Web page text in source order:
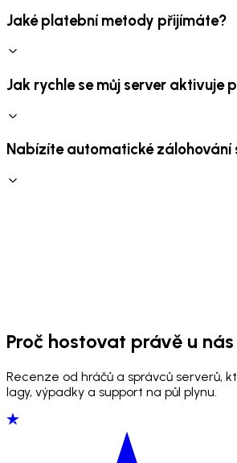
Jaké platební metody přijímáte?
Jak rychle se můj server aktivuje
Nabízíte automatické zálohování
Proč hostovat právě u nás
Recenze od hráčů a správců serverů,
lagy, výpadky a support na půl plynu.